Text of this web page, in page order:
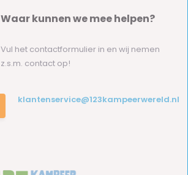
Waar kunnen we mee helpen?
Vul het contactformulier in en wij nemen
z.s.m. contact op!
klantenservice@123kampeerwereld.nl